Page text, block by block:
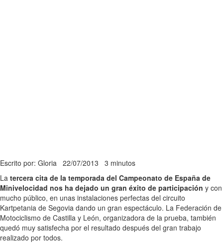
Escrito por: Gloria 22/07/2013 3 minutos
La tercera cita de la temporada del Campeonato de España de
Minivelocidad nos ha dejado un gran éxito de participación y con
mucho público, en unas instalaciones perfectas del circuito
Kartpetania de Segovia dando un gran espectáculo. La Federación de
Motociclismo de Castilla y León, organizadora de la prueba, también
quedó muy satisfecha por el resultado después del gran trabajo
realizado por todos.